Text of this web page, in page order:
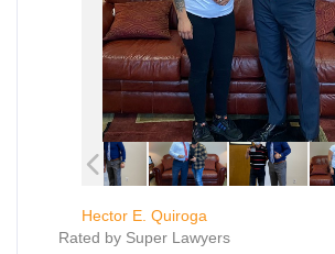
Hector E. Quiroga
Rated by Super Lawyers